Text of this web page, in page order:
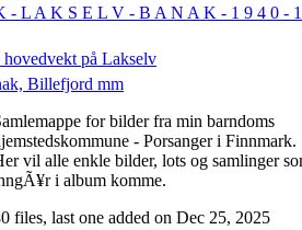
- L A K S E L V - B A N A K - 1 9 4 0 -
på Lakselv
Billefjord mm
for bilder fra min barndoms
- Porsanger i Finnmark.
vil alle enkle bilder, lots og samlinger
i album komme.
files, last one added on Dec 25, 2025